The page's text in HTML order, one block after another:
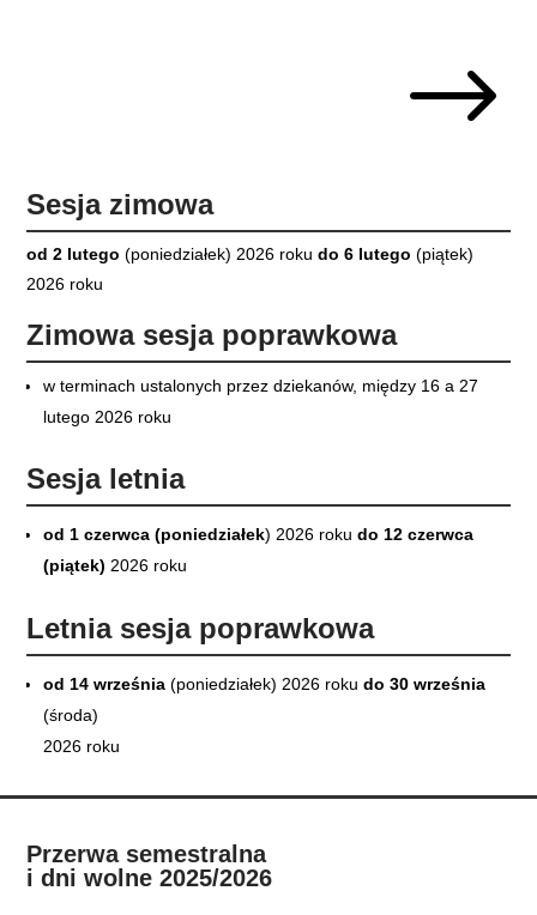
$
Sesja zimowa
od 2 lutego (poniedziałek) 2026 rokudo 6 lutego (piątek)
2026 roku
Zimowa sesja poprawkowa
w terminach ustalonych przez dziekanów, między 16 a 27
lutego 2026 roku
Sesja letnia
od 1 czerwca (poniedziałek) 2026 rokudo 12 czerwca
(piątek) 2026 roku
Letnia sesja poprawkowa
od 14 września (poniedziałek) 2026 rokudo 30 września
(środa)
2026 roku
Przerwa semestralna
i dni wolne 2025/2026